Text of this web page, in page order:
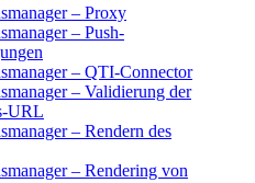
– Proxy
– Push-
– QTI-Connector
– Validierung der
URL
– Rendern des
– Rendering von